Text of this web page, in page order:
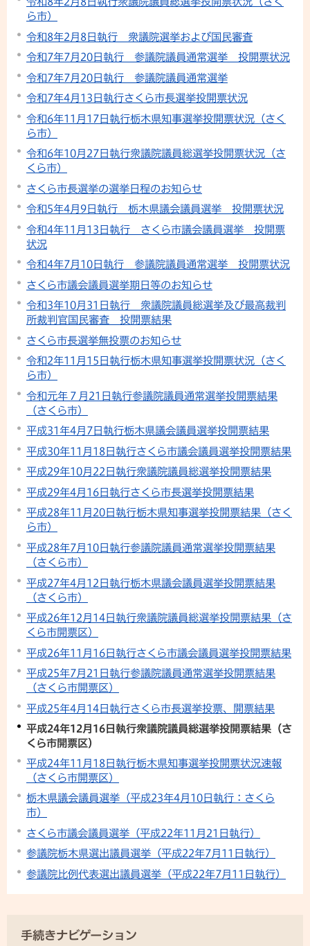
ら市）
令和8年2月8日執行 衆議院選挙および国民審査
令和7年7月20日執行 参議院議員通常選挙 投開票状況
令和7年7月20日執行 参議院議員通常選挙
令和7年4月13日執行さくら市長選挙投開票状況
令和6年11月17日執行栃木県知事選挙投開票状況（さく
ら市）
令和6年10月27日執行衆議院議員総選挙投開票状況（さ
くら市）
さくら市長選挙の選挙日程のお知らせ
令和5年4月9日執行 栃木県議会議員選挙 投開票状況
令和4年11月13日執行 さくら市議会議員選挙 投開票
状況
令和4年7月10日執行 参議院議員通常選挙 投開票状況
さくら市議会議員選挙期日等のお知らせ
令和3年10月31日執行 衆議院議員総選挙及び最高裁判
所裁判官国民審査 投開票結果
さくら市長選挙無投票のお知らせ
令和2年11月15日執行栃木県知事選挙投開票状況（さく
ら市）
令和元年７月21日執行参議院議員通常選挙投開票結果
（さくら市）
平成31年4月7日執行栃木県議会議員選挙投開票結果
平成30年11月18日執行さくら市議会議員選挙投開票結果
平成29年10月22日執行衆議院議員総選挙投開票結果
平成29年4月16日執行さくら市長選挙投開票結果
平成28年11月20日執行栃木県知事選挙投開票結果（さく
ら市）
平成28年7月10日執行参議院議員通常選挙投開票結果
（さくら市）
平成27年4月12日執行栃木県議会議員選挙投開票結果
（さくら市）
平成26年12月14日執行衆議院議員総選挙投開票結果（さ
くら市開票区）
平成26年11月16日執行さくら市議会議員選挙投開票結果
平成25年7月21日執行参議院議員通常選挙投開票結果
（さくら市開票区）
平成25年4月14日執行さくら市長選挙投票、開票結果
平成24年12月16日執行衆議院議員総選挙投開票結果（さ
くら市開票区）
平成24年11月18日執行栃木県知事選挙投開票状況速報
（さくら市開票区）
栃木県議会議員選挙（平成23年4月10日執行：さくら
市）
さくら市議会議員選挙（平成22年11月21日執行）
参議院栃木県選出議員選挙（平成22年7月11日執行）
参議院比例代表選出議員選挙（平成22年7月11日執行）
手続きナビゲーション